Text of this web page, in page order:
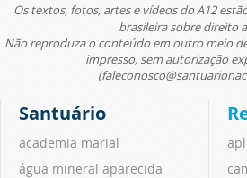
Os textos, fotos, artes e vídeos do A12
brasileira sobre direito
Não reproduza o conteúdo em outro meio
impresso, sem autorização
Santuário
academia marial
água mineral aparecida